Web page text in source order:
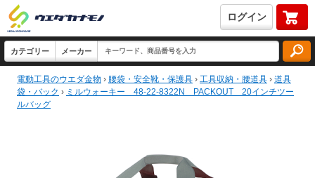
ログイン
電動工具のウエダ金物 › 腰袋・安全靴・保護具 › 工具収納・腰道具 › 道具
袋・バック › ミルウォーキー 48-22-8322N PACKOUT 20インチツー
ルバッグ